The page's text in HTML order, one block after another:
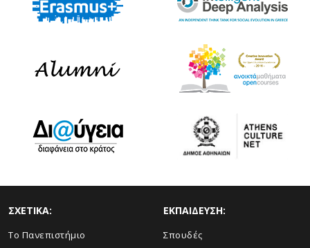
ΣΧΕΤΙΚΑ:
Το Πανεπιστήμιο
ΕΚΠΑΙΔΕΥΣΗ:
Σπουδές